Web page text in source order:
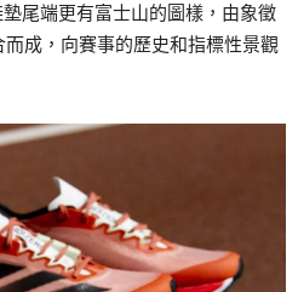
尾端更有富士山的圖樣，由象徵
成，向賽事的歷史和指標性景觀